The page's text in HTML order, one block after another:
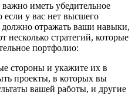
иметь убедительное
у вас нет высшего
отражать ваши навыки,
стратегий, которые
портфолио:
стороны и укажите их в
проекты, в которых вы
вашей работы, и другие